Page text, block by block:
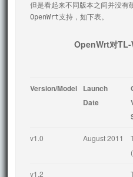
但是看起来不同版本之间并没有
OpenWrt支持，如下表。
OpenWrt对TL-
Version/Model
Launch
Date
v1.0 August 2011
v1.2